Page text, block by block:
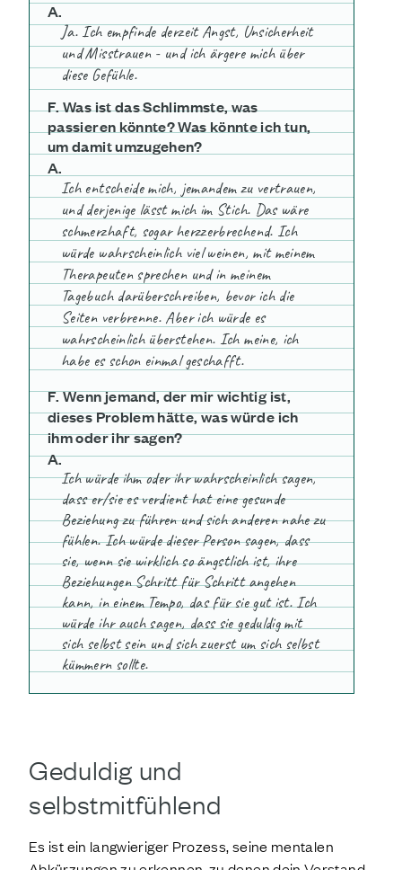
A.
Ja. Ich empfinde derzeit Angst, Unsicherheit
und Misstrauen - und ich ärgere mich über
diese Gefühle.
F. Was ist das Schlimmste, was
passieren könnte? Was könnte ich tun,
um damit umzugehen?
A.
Ich entscheide mich, jemandem zu vertrauen,
und derjenige lässt mich im Stich. Das wäre
schmerzhaft, sogar herzzerbrechend. Ich
würde wahrscheinlich viel weinen, mit meinem
Therapeuten sprechen und in meinem
Tagebuch darüberschreiben, bevor ich die
Seiten verbrenne. Aber ich würde es
wahrscheinlich überstehen. Ich meine, ich
habe es schon einmal geschafft.
F. Wenn jemand, der mir wichtig ist,
dieses Problem hätte, was würde ich
ihm oder ihr sagen?
A.
Ich würde ihm oder ihr wahrscheinlich sagen,
dass er/sie es verdient hat eine gesunde
Beziehung zu führen und sich anderen nahe zu
fühlen. Ich würde dieser Person sagen, dass
sie, wenn sie wirklich so ängstlich ist, ihre
Beziehungen Schritt für Schritt angehen
kann, in einem Tempo, das für sie gut ist. Ich
würde ihr auch sagen, dass sie geduldig mit
sich selbst sein und sich zuerst um sich selbst
kümmern sollte.
Geduldig und
selbstmitfühlend
Es ist ein langwieriger Prozess, seine mentalen